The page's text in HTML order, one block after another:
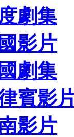
劇集
影片
劇集
賓影
影片